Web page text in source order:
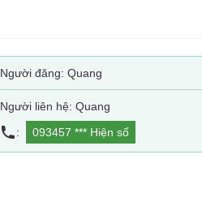
Người đăng: Quang
Người liên hệ: Quang
:
093457 *** Hiện số